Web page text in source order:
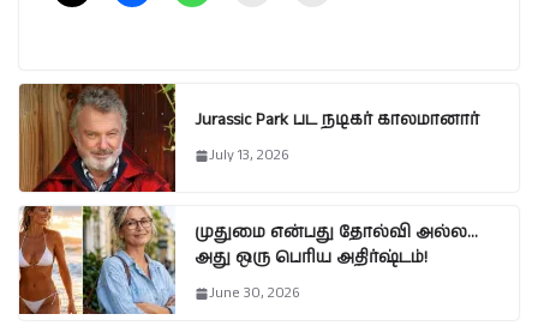
Jurassic Park பட நடிகர் காலமானார்
July 13, 2026
முதுமை என்பது தோல்வி அல்ல…
அது ஒரு பெரிய அதிர்ஷ்டம்!
June 30, 2026